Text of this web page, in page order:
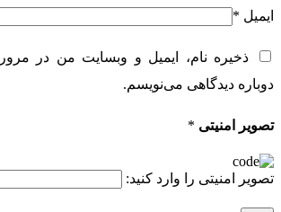
ایمیل *
ذخیره نام، ایمیل و وبسایت من در
دوباره دیدگاهی می‌نویسم.
تصویر امنیتی *
تصویر امنیتی را وارد کنید: